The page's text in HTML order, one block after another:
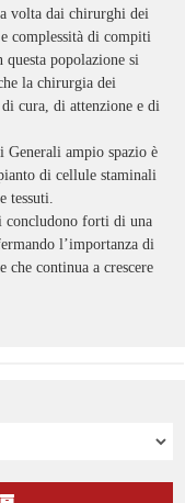
volta dai chirurghi dei
complessità di compiti
popolazione si
la chirurgia dei
cura, di attenzione e di
Generali ampio spazio è
di cellule staminali
tessuti.
concludono forti di una
l’importanza di
continua a crescere